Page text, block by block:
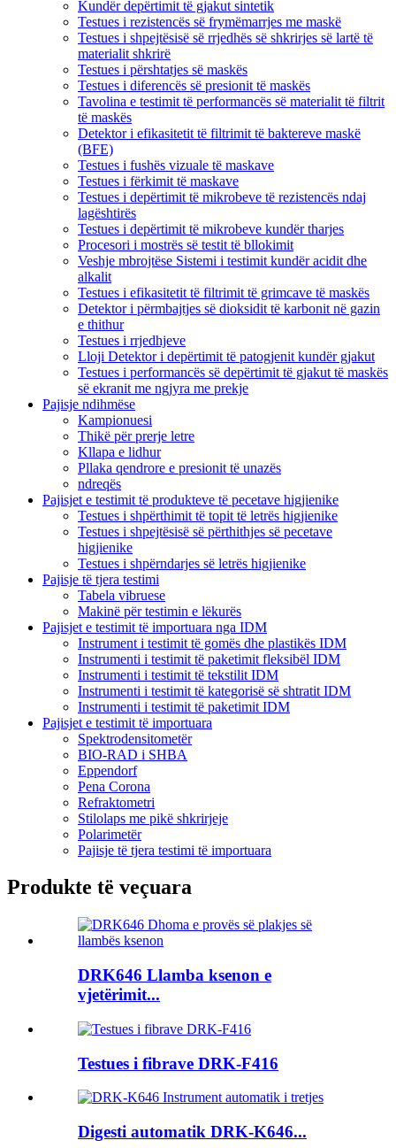
Kundër depërtimit të gjakut sintetik
Testues i rezistencës së frymëmarrjes me maskë
Testues i shpejtësisë së rrjedhës së shkrirjes së lartë të
materialit shkrirë
Testues i përshtatjes së maskës
Testues i diferencës së presionit të maskës
Tavolina e testimit të performancës së materialit të filtrit
të maskës
Detektor i efikasitetit të filtrimit të baktereve maskë
(BFE)
Testues i fushës vizuale të maskave
Testues i fërkimit të maskave
Testues i depërtimit të mikrobeve të rezistencës ndaj
lagështirës
Testues i depërtimit të mikrobeve kundër tharjes
Procesori i mostrës së testit të bllokimit
Veshje mbrojtëse Sistemi i testimit kundër acidit dhe
alkalit
Testues i efikasitetit të filtrimit të grimcave të maskës
Detektor i përmbajtjes së dioksidit të karbonit në gazin
e thithur
Testues i rrjedhjeve
Lloji Detektor i depërtimit të patogjenit kundër gjakut
Testues i performancës së depërtimit të gjakut të maskës
së ekranit me ngjyra me prekje
Pajisje ndihmëse
Kampionuesi
Thikë për prerje letre
Kllapa e lidhur
Pllaka qendrore e presionit të unazës
ndreqës
Pajisjet e testimit të produkteve të pecetave higjienike
Testues i shpërthimit të topit të letrës higjienike
Testues i shpejtësisë së përthithjes së pecetave
higjienike
Testues i shpërndarjes së letrës higjienike
Pajisje të tjera testimi
Tabela vibruese
Makinë për testimin e lëkurës
Pajisjet e testimit të importuara nga IDM
Instrument i testimit të gomës dhe plastikës IDM
Instrumenti i testimit të paketimit fleksibël IDM
Instrumenti i testimit të tekstilit IDM
Instrumenti i testimit të kategorisë së shtratit IDM
Instrumenti i testimit të paketimit IDM
Pajisjet e testimit të importuara
Spektrodensitometër
BIO-RAD i SHBA
Eppendorf
Pena Corona
Refraktometri
Stilolaps me pikë shkrirjeje
Polarimetër
Pajisje të tjera testimi të importuara
Produkte të veçuara
DRK646 Llamba ksenon e
vjetërimit...
Testues i fibrave DRK-F416
Digesti automatik DRK-K646...